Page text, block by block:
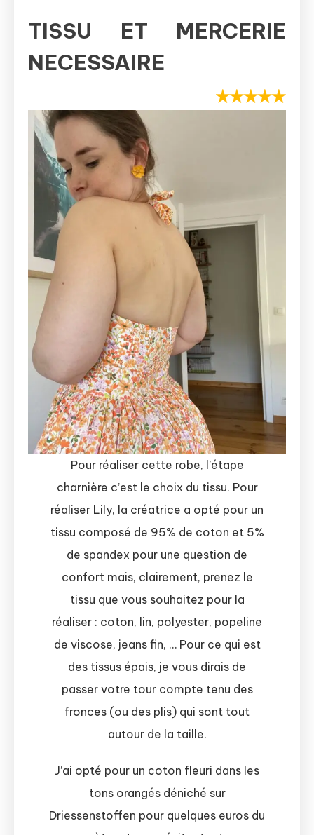
TISSU ET MERCERIE
NECESSAIRE
Pour réaliser cette robe, l’étape
charnière c’est le choix du tissu. Pour
réaliser Lily, la créatrice a opté pour un
tissu composé de 95% de coton et 5%
de spandex pour une question de
confort mais, clairement, prenez le
tissu que vous souhaitez pour la
réaliser : coton, lin, polyester, popeline
de viscose, jeans fin, … Pour ce qui est
des tissus épais, je vous dirais de
passer votre tour compte tenu des
fronces (ou des plis) qui sont tout
autour de la taille.
J’ai opté pour un coton fleuri dans les
tons orangés déniché sur
Driessenstoffen pour quelques euros du